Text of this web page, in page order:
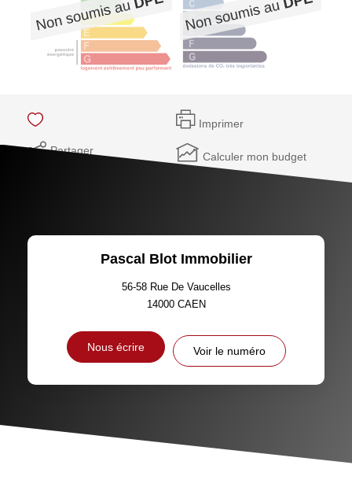
Imprimer
Partager Calculer mon budget
Pascal Blot Immobilier
56-58 Rue De Vaucelles
14000 CAEN
Nous écrire Voir le numéro